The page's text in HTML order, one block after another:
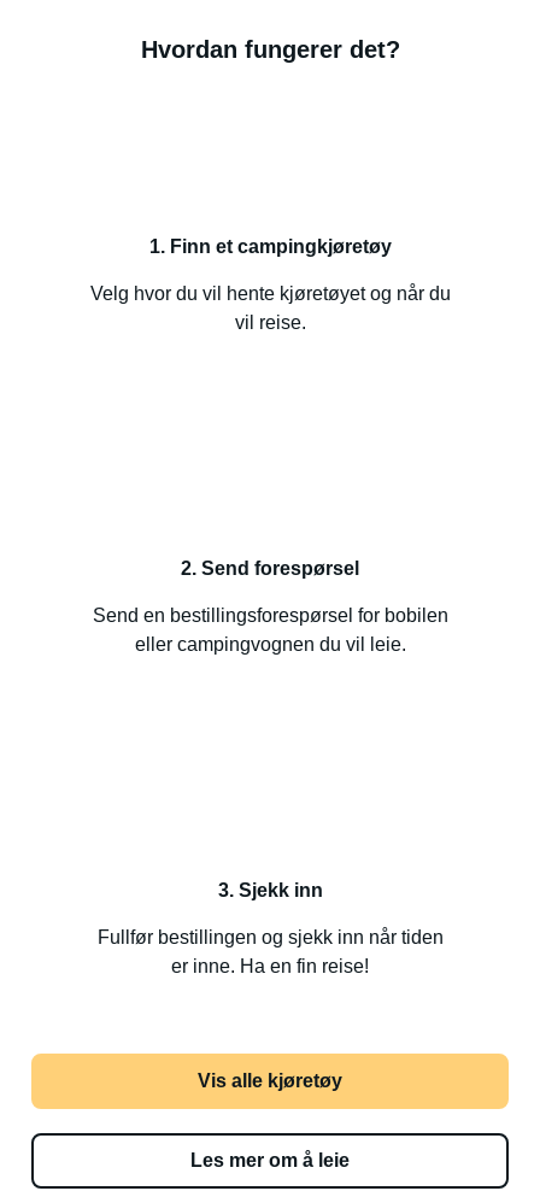
Hvordan fungerer det?
1. Finn et campingkjøretøy
Velg hvor du vil hente kjøretøyet og når du
vil reise.
2. Send forespørsel
Send en bestillingsforespørsel for bobilen
eller campingvognen du vil leie.
3. Sjekk inn
Fullfør bestillingen og sjekk inn når tiden
er inne. Ha en fin reise!
Vis alle kjøretøy
Les mer om å leie